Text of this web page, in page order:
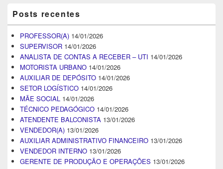
Posts recentes
PROFESSOR(A) 14/01/2026
SUPERVISOR 14/01/2026
ANALISTA DE CONTAS A RECEBER – UTI 14/01/2026
MOTORISTA URBANO 14/01/2026
AUXILIAR DE DEPÓSITO 14/01/2026
SETOR LOGÍSTICO 14/01/2026
MÃE SOCIAL 14/01/2026
TÉCNICO PEDAGÓGICO 14/01/2026
ATENDENTE BALCONISTA 13/01/2026
VENDEDOR(A) 13/01/2026
AUXILIAR ADMINISTRATIVO FINANCEIRO 13/01/2026
VENDEDOR INTERNO 13/01/2026
GERENTE DE PRODUÇÃO E OPERAÇÕES 13/01/2026